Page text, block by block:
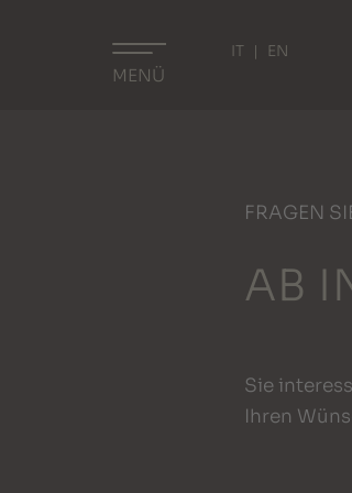
MENÜ
IT EN
FRAGEN
AB
Sie
Ihren